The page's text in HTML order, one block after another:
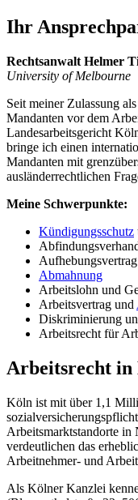
Ihr
Rechtsanwalt Helmer
University of Melbourne
Seit meiner Zulassung
Mandanten vor dem
Landesarbeitsgericht
bringe ich einen
Mandanten mit
ausländerrechtlichen
Meine Schwerpunkte:
Kündigungsschutz
Aufhebungsvertrag
Abmahnung
Arbeitslohn und
Arbeitsvertrag und
Diskriminierung
Arbeitsrecht für
Arbeitsrecht
Köln ist mit über 1,1
Arbeitsmarktstandorte in
verdeutlichen das
Arbeitnehmer- und
Als Kölner Kanzlei